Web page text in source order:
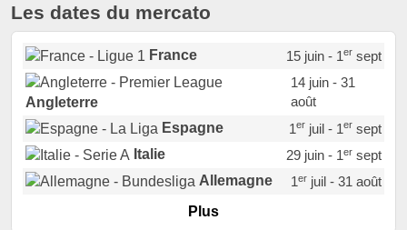
Les dates du mercato
France 15 juin - 1ersept
Angleterre
14 juin - 31
août
Espagne
1erjuil - 1ersept
Italie
29 juin - 1ersept
Allemagne
1erjuil - 31 août
Portugal
Plus